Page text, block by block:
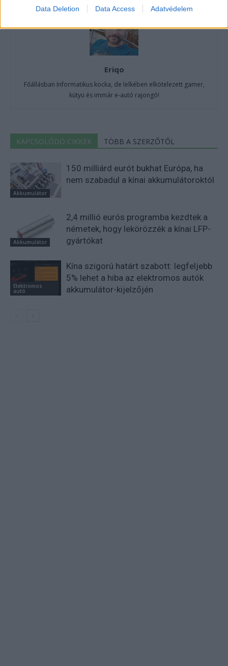
Data Deletion Data Access Adatvédelem
Eriqo
Főállásban Informatikus kocka, de lelkében elkötelezett gamer,
kütyü és immár e-autó rajongó!
KAPCSOLÓDÓ CIKKEK TÖBB A SZERZŐTŐL
Akkumulátor
150 milliárd eurót bukhat Európa, ha
nem szabadul a kínai akkumulátoroktól
Akkumulátor
2,4 millió eurós programba kezdtek a
németek, hogy lekörözzék a kínai LFP-
gyártókat
Elektromos
autó
Kína szigorú határt szabott: legfeljebb
5% lehet a hiba az elektromos autók
akkumulátor-kijelzőjén